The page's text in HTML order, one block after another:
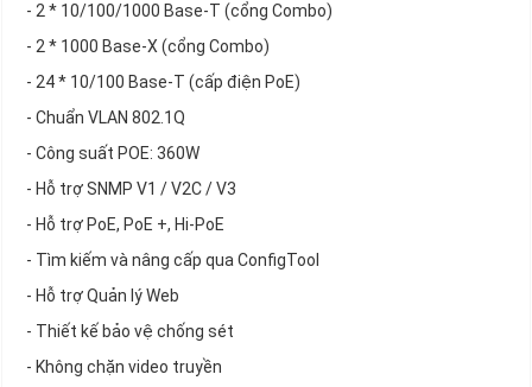
- 2 * 10/100/1000 Base-T (cổng Combo)
- 2 * 1000 Base-X (cổng Combo)
- 24 * 10/100 Base-T (cấp điện PoE)
- Chuẩn VLAN 802.1Q
- Công suất POE: 360W
- Hỗ trợ SNMP V1 / V2C / V3
- Hỗ trợ PoE, PoE +, Hi-PoE
- Tìm kiếm và nâng cấp qua ConfigTool
- Hỗ trợ Quản lý Web
- Thiết kế bảo vệ chống sét
- Không chặn video truyền